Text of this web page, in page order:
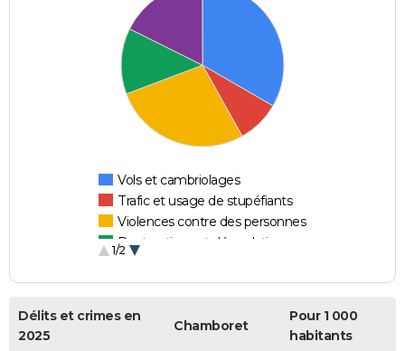
Vols et cambriolages
Trafic et usage de stupéfiants
Violences contre des personnes
Destructions et dégradations
1/2
Délits et crimes en
2025
Chamboret
Pour 1 000
habitants